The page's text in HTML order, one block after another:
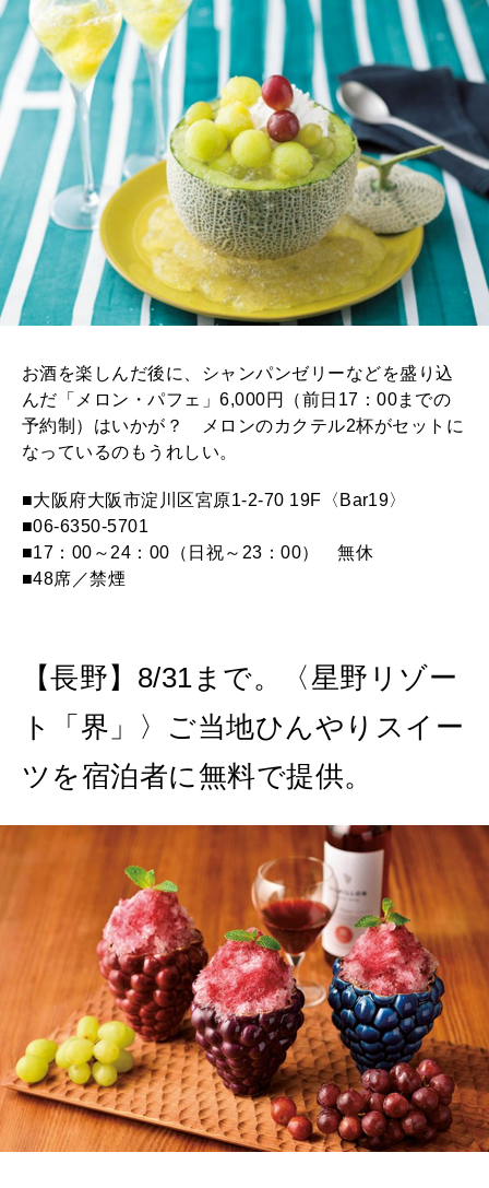
お酒を楽しんだ後に、シャンパンゼリーなどを盛り込
んだ「メロン・パフェ」6,000円（前日17：00までの
予約制）はいかが？ メロンのカクテル2杯がセットに
なっているのもうれしい。
■大阪府大阪市淀川区宮原1-2-70 19F〈Bar19〉
■06-6350-5701
■17：00～24：00（日祝～23：00） 無休
■48席／禁煙
【長野】8/31まで。〈星野リゾー
ト「界」〉ご当地ひんやりスイー
ツを宿泊者に無料で提供。